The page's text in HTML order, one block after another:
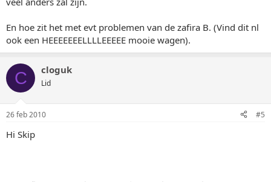
En hoe zit het met evt problemen van de zafira B. (Vind dit nl
ook een HEEEEEEELLLLEEEEE mooie wagen).
C cloguk
Lid
26 feb 2010 #5
Hi Skip